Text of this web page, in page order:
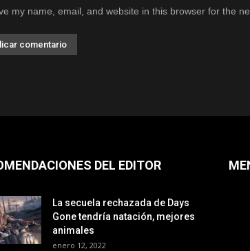
my name, email, and website in this browser for the
DEL EDITOR
La secuela rechazada de Days
Gone tendría natación, mejores
animales
enero 12, 2022